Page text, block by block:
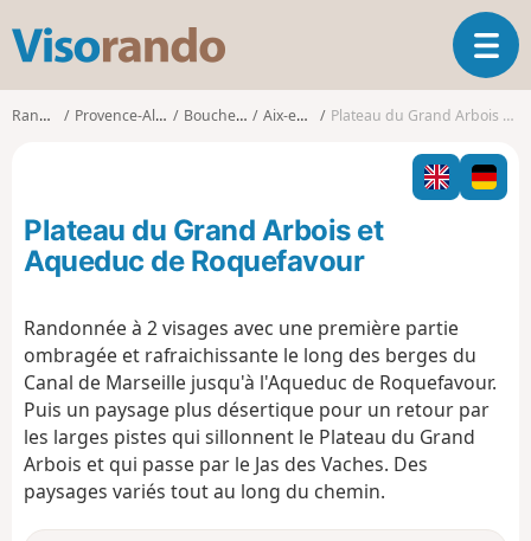
s
o
o
O
u
v
i
r
l
a
t
Randonnées Provence-Alpes-Côte d'Azur Bouches-du-Rhône Aix-en-Provence Plateau du Grand Arbois et Aqueduc de Roquefavour
Plateau du Grand Arbois et
Aqueduc de Roquefavour
Randonnée à 2 visages avec une première partie
ombragée et rafraichissante le long des berges du
Canal de Marseille jusqu'à l'Aqueduc de Roquefavour.
Puis un paysage plus désertique pour un retour par
les larges pistes qui sillonnent le Plateau du Grand
Arbois et qui passe par le Jas des Vaches. Des
paysages variés tout au long du chemin.